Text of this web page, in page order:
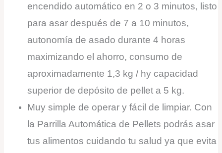
encendido automático en 2 o 3 minutos, listo
para asar después de 7 a 10 minutos,
autonomía de asado durante 4 horas
maximizando el ahorro, consumo de
aproximadamente 1,3 kg / hy capacidad
superior de depósito de pellet a 5 kg.
Muy simple de operar y fácil de limpiar. Con
la Parrilla Automática de Pellets podrás asar
tus alimentos cuidando tu salud ya que evita